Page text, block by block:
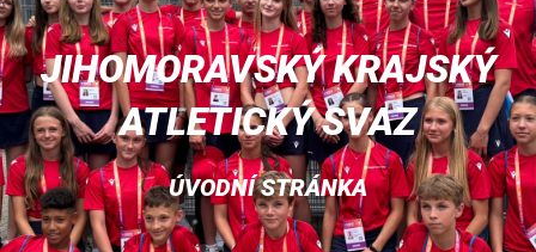
JIHOMORAVSKÝ KRAJSKÝ
ATLETICKÝ SVAZ
ÚVODNÍ STRÁNKA